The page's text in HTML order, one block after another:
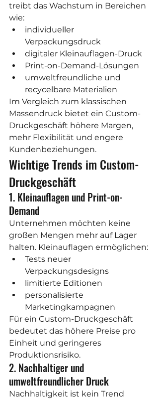
treibt das Wachstum in Bereichen
wie:
individueller
Verpackungsdruck
digitaler Kleinauflagen-Druck
Print-on-Demand-Lösungen
umweltfreundliche und
recycelbare Materialien
Im Vergleich zum klassischen
Massendruck bietet ein Custom-
Druckgeschäft höhere Margen,
mehr Flexibilität und engere
Kundenbeziehungen.
Wichtige Trends im Custom-
Druckgeschäft
1. Kleinauflagen und Print-on-
Demand
Unternehmen möchten keine
großen Mengen mehr auf Lager
halten. Kleinauflagen ermöglichen:
Tests neuer
Verpackungsdesigns
limitierte Editionen
personalisierte
Marketingkampagnen
Für ein Custom-Druckgeschäft
bedeutet das höhere Preise pro
Einheit und geringeres
Produktionsrisiko.
2. Nachhaltiger und
umweltfreundlicher Druck
Nachhaltigkeit ist kein Trend